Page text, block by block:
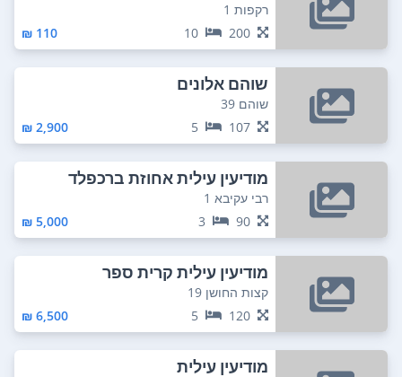
רקפות 1
200
10
110 ₪
שוהם אלונים
שוהם 39
107
5
2,900 ₪
מודיעין עילית אחוזת ברכפלד
רבי עקיבא 1
90
3
5,000 ₪
מודיעין עילית קרית ספר
קצות החושן 19
120
5
6,500 ₪
מודיעין עילית